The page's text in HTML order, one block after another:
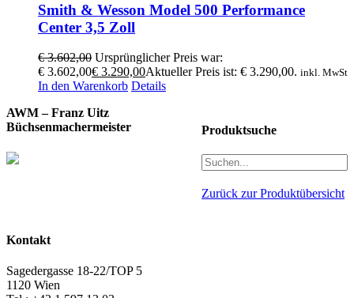
Smith & Wesson Model 500 Performance
Center 3,5 Zoll
€3.602,00 Ursprünglicher Preis war:
€ 3.602,00€ 3.290,00Aktueller Preis ist: € 3.290,00. inkl. MwSt
In den Warenkorb Details
Produktsuche
Zurück zur Produktübersicht
AWM – Franz Uitz
Büchsenmachermeister
Kontakt
Sagedergasse 18-22/TOP 5
1120 Wien